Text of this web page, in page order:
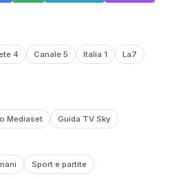
4 Canale 5 Italia 1
La7
Mediaset Guida TV Sky
Sport e partite